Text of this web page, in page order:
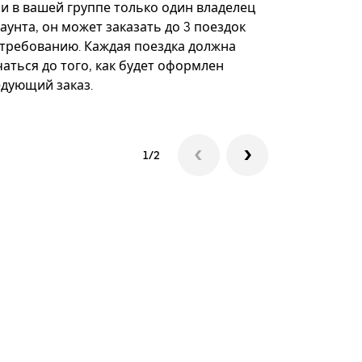
в вашей группе только один владелец
он может заказать до 3 поездок
Каждая поездка должна
до того, как будет оформлен
заказ.
1/2